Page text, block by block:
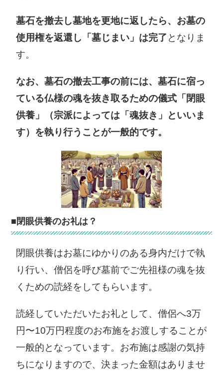
志摩市役所
3098-22
0599-44-0001
伊賀市役所
0595-22-9611
木曽岬町役場
名郡木曽岬町大
字西対海地251
0567-68-6100
東員町役場
弁郡東員町大字
山田1600
0594-86-2800
菰野町役場
〒510-1292 三
重郡菰野町大字
潤田1250
朝日町役場
〒510-8522 三
小向893
川越町役場
重郡川越町大字
059-366-7113
多気町役場
気郡多気町相可
0598-38-1111
気郡明和町大字
大台町役場
気郡大台町佐原
墓石を撤去し墓地を更地に返したら、お墓の
使用権を返還し「墓じまい」は完了 となりま
す。
なお、墓石の撤去工事の前には、墓石に宿っ
ている仏様の魂を抜き取るための儀式「閉眼
供養」（宗派によっては「魂抜き」といいま
す）を執り行うことが一般的です。
■閉眼供養のお礼は？
閉眼供養はお墓にゆかりのある身内だけで執
り行い、僧侶を呼び墓前でご先祖様の魂を抜
くための読経をしてもらいます。
読経していただいたお礼として、僧侶へ3万
円〜10万円程度のお布施をお渡しすることが
一般的となっています。お布施は感謝の気持
ちになりますので、決まった金額はありませ